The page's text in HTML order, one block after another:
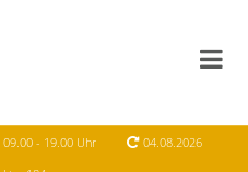
09.00 - 19.00 Uhr
04.08.2026